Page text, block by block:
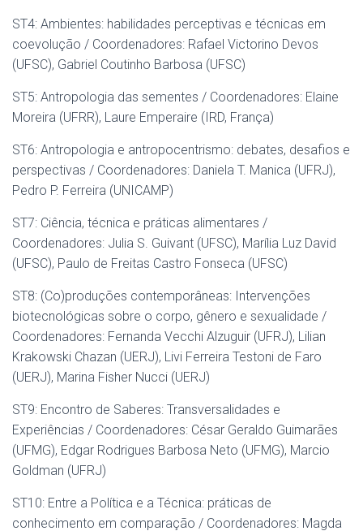
ST4: Ambientes: habilidades perceptivas e técnicas em
coevolução / Coordenadores: Rafael Victorino Devos
(UFSC), Gabriel Coutinho Barbosa (UFSC)
ST5: Antropologia das sementes / Coordenadores: Elaine
Moreira (UFRR), Laure Emperaire (IRD, França)
ST6: Antropologia e antropocentrismo: debates, desafios e
perspectivas / Coordenadores: Daniela T. Manica (UFRJ),
Pedro P. Ferreira (UNICAMP)
ST7: Ciência, técnica e práticas alimentares /
Coordenadores: Julia S. Guivant (UFSC), Marília Luz David
(UFSC), Paulo de Freitas Castro Fonseca (UFSC)
ST8: (Co)produções contemporâneas: Intervenções
biotecnológicas sobre o corpo, gênero e sexualidade /
Coordenadores: Fernanda Vecchi Alzuguir (UFRJ), Lilian
Krakowski Chazan (UERJ), Livi Ferreira Testoni de Faro
(UERJ), Marina Fisher Nucci (UERJ)
ST9: Encontro de Saberes: Transversalidades e
Experiências / Coordenadores: César Geraldo Guimarães
(UFMG), Edgar Rodrigues Barbosa Neto (UFMG), Marcio
Goldman (UFRJ)
ST10: Entre a Política e a Técnica: práticas de
conhecimento em comparação / Coordenadores: Magda